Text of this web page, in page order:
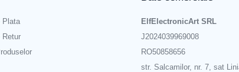
Plata
Retur
ElfElectronicArt SRL
J2024039969008
RO50858656
str. Salcamilor, nr. 7, sat